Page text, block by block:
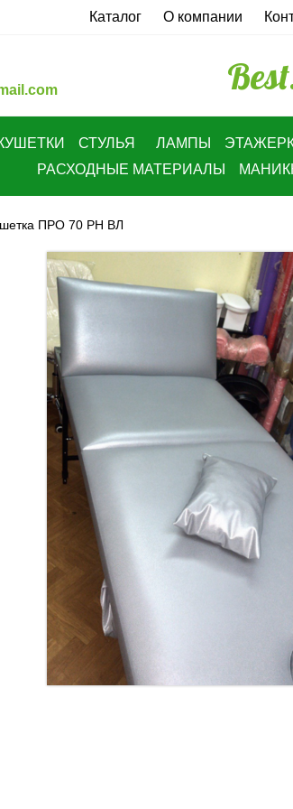
Каталог О компании
СТУЛЬЯ ЛАМПЫ
РАСХОДНЫЕ МАТЕРИАЛЫ
ПРО 70 РН ВЛ